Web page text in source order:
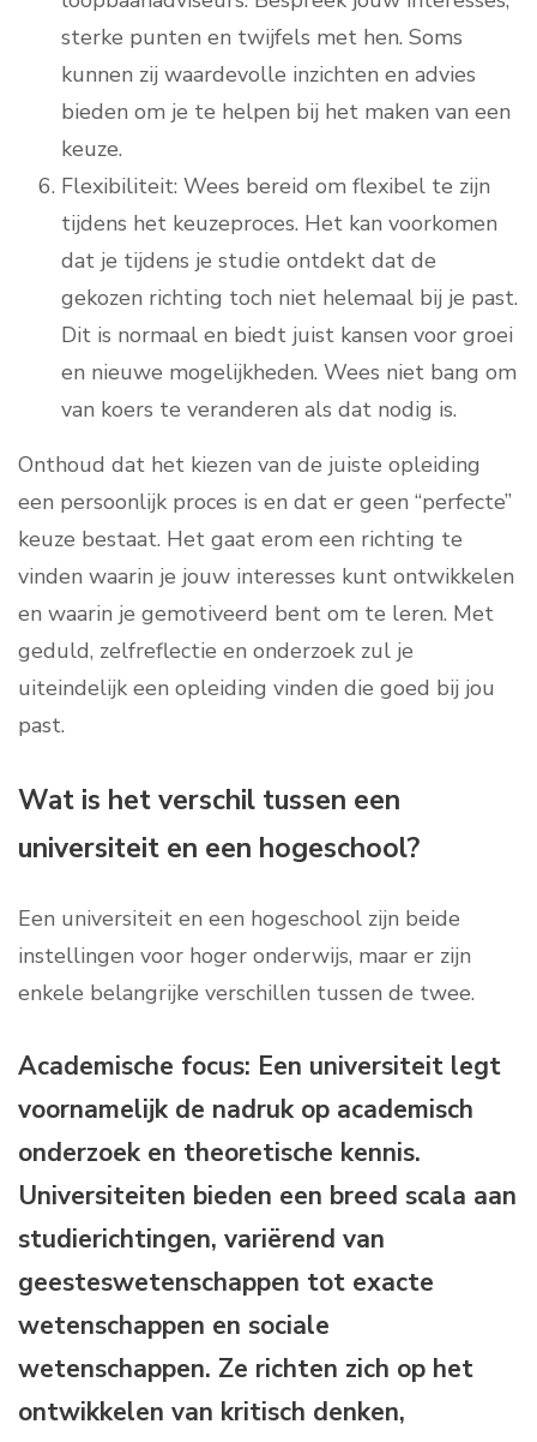
sterke punten en twijfels met hen. Soms
kunnen zij waardevolle inzichten en advies
bieden om je te helpen bij het maken van een
keuze.
Flexibiliteit: Wees bereid om flexibel te zijn
tijdens het keuzeproces. Het kan voorkomen
dat je tijdens je studie ontdekt dat de
gekozen richting toch niet helemaal bij je past.
Dit is normaal en biedt juist kansen voor groei
en nieuwe mogelijkheden. Wees niet bang om
van koers te veranderen als dat nodig is.
Onthoud dat het kiezen van de juiste opleiding
een persoonlijk proces is en dat er geen “perfecte”
keuze bestaat. Het gaat erom een richting te
vinden waarin je jouw interesses kunt ontwikkelen
en waarin je gemotiveerd bent om te leren. Met
geduld, zelfreflectie en onderzoek zul je
uiteindelijk een opleiding vinden die goed bij jou
past.
Wat is het verschil tussen een
universiteit en een hogeschool?
Een universiteit en een hogeschool zijn beide
instellingen voor hoger onderwijs, maar er zijn
enkele belangrijke verschillen tussen de twee.
Academische focus: Een universiteit legt
voornamelijk de nadruk op academisch
onderzoek en theoretische kennis.
Universiteiten bieden een breed scala aan
studierichtingen, variërend van
geesteswetenschappen tot exacte
wetenschappen en sociale
wetenschappen. Ze richten zich op het
ontwikkelen van kritisch denken,